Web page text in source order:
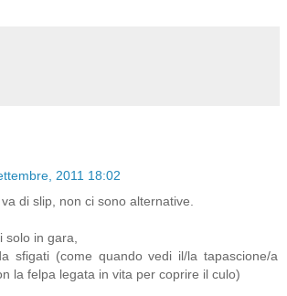
2011 18:02
di slip, non ci sono alternative.
solo in gara,
sfigati (come quando vedi il/la tapascione/a
la felpa legata in vita per coprire il culo)